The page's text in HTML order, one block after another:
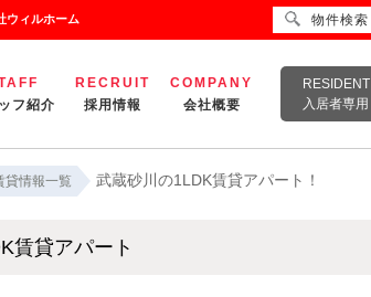
ウィルホーム
フ紹介
RECRUIT
採用情報
COMPANY
会社概要
RESIDENT
入居者専用
貸情報一覧 武蔵砂川の1LDK賃貸アパート！
賃貸アパート
物件検索